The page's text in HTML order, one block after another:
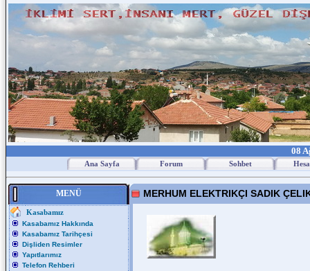
08
Ana Sayfa Forum Sohbet
MENÜ
Kasabamız
Kasabamız Hakkında
Kasabamız Tarihçesi
Dişliden Resimler
Yapıtlarımız
Telefon Rehberi
MERHUM ELEKTRIKÇI SADIK